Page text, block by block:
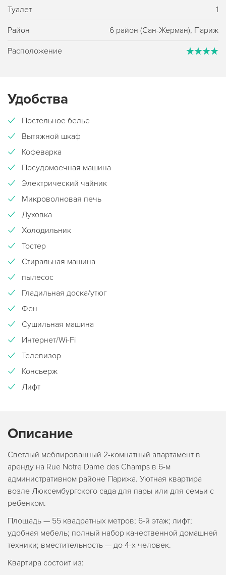
Туалет 1
Район 6 район (Сан-Жерман), Париж
Расположение
Удобства
Постельное белье
Вытяжной шкаф
Кофеварка
Посудомоечная машина
Электрический чайник
Микроволновая печь
Духовка
Холодильник
Тостер
Стиральная машина
пылесос
Гладильная доска/утюг
Фен
Сушильная машина
Интернет/Wi-Fi
Телевизор
Консьерж
Лифт
Описание
Светлый меблированный 2-комнатный апартамент в
аренду на Rue Notre Dame des Champs в 6-м
административном районе Парижа. Уютная квартира
возле Люксембургского сада для пары или для семьи с
ребенком.
Площадь — 55 квадратных метров; 6-й этаж; лифт;
удобная мебель; полный набор качественной домашней
техники; вместительность — до 4-х человек.
Квартира состоит из: